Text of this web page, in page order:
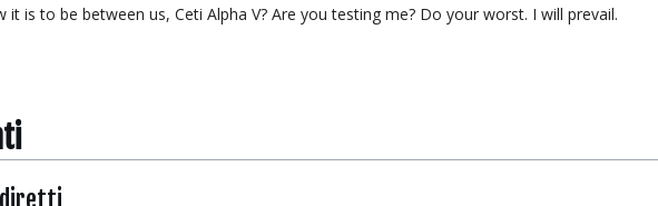
it is to be between us, Ceti Alpha V? Are you testing me? Do your worst. I will prevail.